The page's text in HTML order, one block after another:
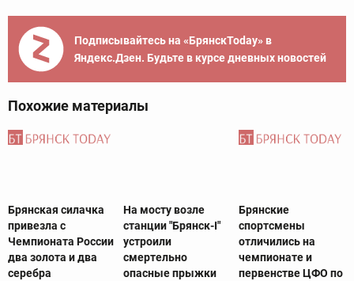
Подписывайтесь на «БрянскToday» в
Яндекс.Дзен. Будьте в курсе дневных новостей
Похожие материалы
Брянская силачка
привезла с
Чемпионата России
два золота и два
серебра
На мосту возле
станции "Брянск-I"
устроили
смертельно
опасные прыжки
Брянские
спортсмены
отличились на
чемпионате и
первенстве ЦФО по